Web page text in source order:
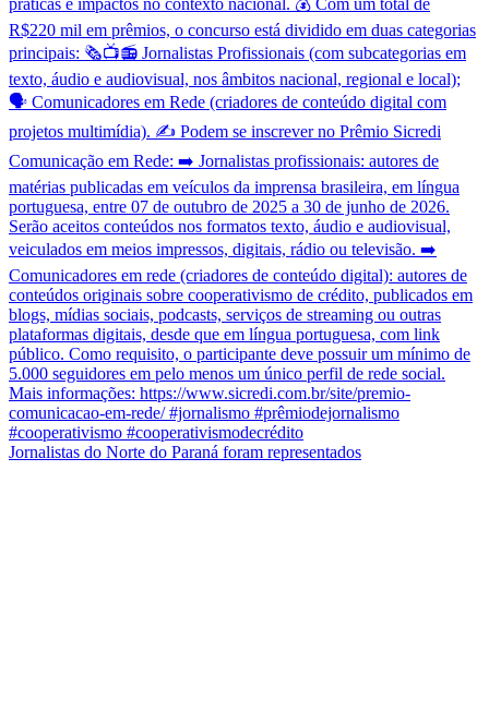
Jornalistas do Norte do Paraná foram representados